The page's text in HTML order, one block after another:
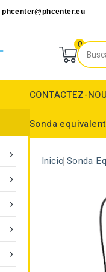
phcenter@phcenter.eu
0
CONTACTEZ-
Sonda





Inicio Sonda